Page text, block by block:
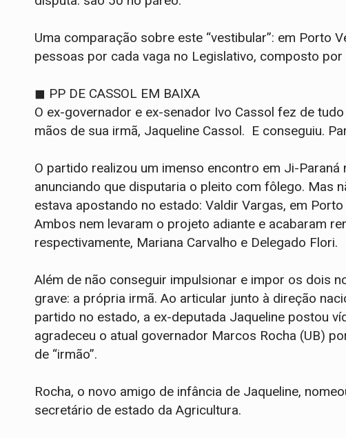
Uma comparação sobre este “vestibular”: em Porto
pessoas por cada vaga no Legislativo, composto por
◼ PP DE CASSOL EM BAIXA
O ex-governador e ex-senador Ivo Cassol fez de
mãos de sua irmã, Jaqueline Cassol. E conseguiu.
O partido realizou um imenso encontro em Ji-
anunciando que disputaria o pleito com fôlego. Mas
estava apostando no estado: Valdir Vargas, em
Ambos nem levaram o projeto adiante e acabaram
respectivamente, Mariana Carvalho e Delegado Flori.
Além de não conseguir impulsionar e impor os dois
grave: a própria irmã. Ao articular junto à direção
partido no estado, a ex-deputada Jaqueline postou
agradeceu o atual governador Marcos Rocha (UB)
de “irmão”.
Rocha, o novo amigo de infância de Jaqueline,
secretário de estado da Agricultura.